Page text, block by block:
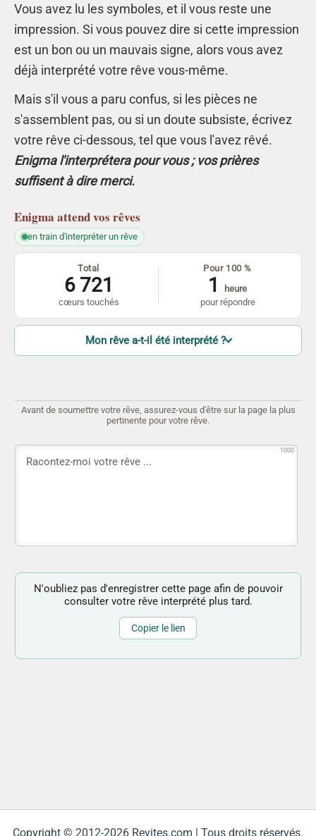
Vous avez lu les symboles, et il vous reste une
impression. Si vous pouvez dire si cette impression
est un bon ou un mauvais signe, alors vous avez
déjà interprété votre rêve vous-même.
Mais s'il vous a paru confus, si les pièces ne
s'assemblent pas, ou si un doute subsiste, écrivez
votre rêve ci-dessous, tel que vous l'avez rêvé.
Enigma l'interprétera pour vous ; vos prières
suffisent à dire merci.
Enigma attend vos rêves
en train d'interpréter un rêve
Total
6 721
cœurs touchés
Pour 100 %
1
heure
pour répondre
Mon rêve a-t-il été interprété ?
Avant de soumettre votre rêve, assurez-vous d'être sur la page la plus
pertinente pour votre rêve.
1000
N'oubliez pas d'enregistrer cette page afin de pouvoir
consulter votre rêve interprété plus tard.
Copier le lien
Copyright © 2012-2026 Revites.com | Tous droits réservés.